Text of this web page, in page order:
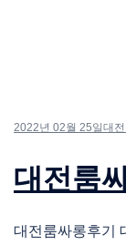
2022년 02월 25일 대전
대전룸
대전룸싸롱후기